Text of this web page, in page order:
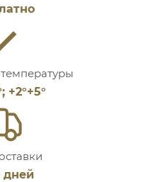
+2°+5°
дней